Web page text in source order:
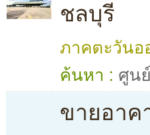
ชลบุรี
ภาคตะวันอ
ค้นหา : ศูน
ขายอาค